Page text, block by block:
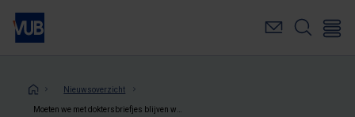
Overslaan
naar
inhoudKruimelpad
Nieuwsoverzicht